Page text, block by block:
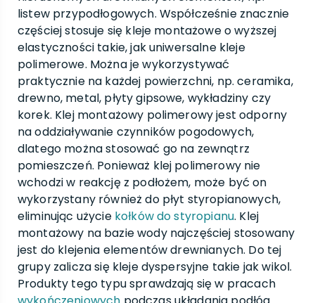
listew przypodłogowych. Współcześnie znacznie
częściej stosuje się kleje montażowe o wyższej
elastyczności takie, jak uniwersalne kleje
polimerowe. Można je wykorzystywać
praktycznie na każdej powierzchni, np. ceramika,
drewno, metal, płyty gipsowe, wykładziny czy
korek. Klej montażowy polimerowy jest odporny
na oddziaływanie czynników pogodowych,
dlatego można stosować go na zewnątrz
pomieszczeń. Ponieważ klej polimerowy nie
wchodzi w reakcję z podłożem, może być on
wykorzystany również do płyt styropianowych,
eliminując użycie kołków do styropianu. Klej
montażowy na bazie wody najczęściej stosowany
jest do klejenia elementów drewnianych. Do tej
grupy zalicza się kleje dyspersyjne takie jak wikol.
Produkty tego typu sprawdzają się w pracach